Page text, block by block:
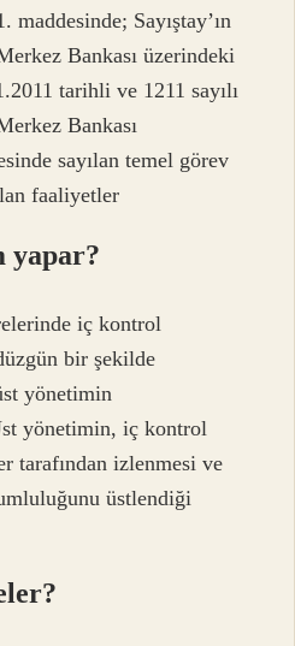
maddesinde; Sayıştay’ın
Bankası üzerindeki
tarihli ve 1211 sayılı
Bankası
sayılan temel görev
faaliyetler
yapar?
iç kontrol
bir şekilde
yönetimin
yönetimin, iç kontrol
tarafından izlenmesi ve
üstlendiği